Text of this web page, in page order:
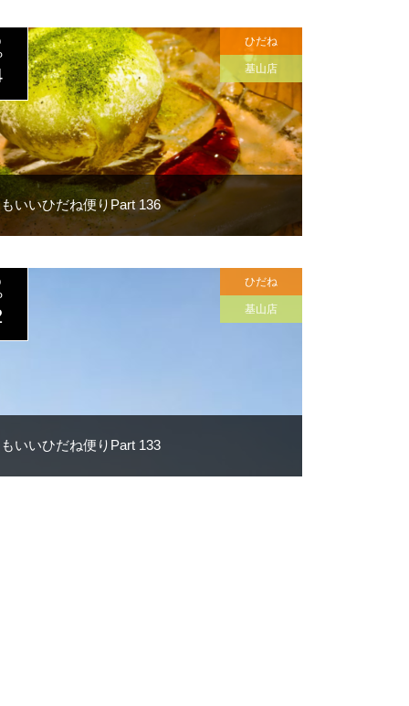
いいひだね便りPart 136
ひだね
基山店
いいひだね便りPart 133
ひだね
基山店